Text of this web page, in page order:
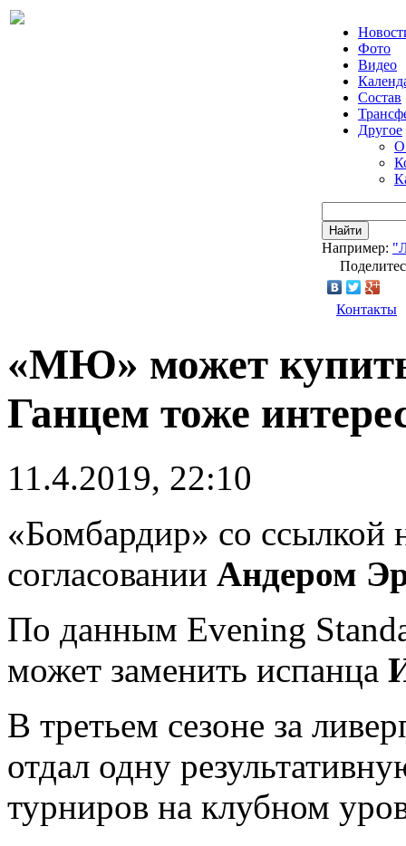
Фото
Видео
Состав
Другое
О
Найти
Например:
Контакты
«МЮ» может
Ганцем тоже
11.4.2019, 22:10
«Бомбардир» со ссылкой
согласовании Андером
По данным Evening
может заменить испанца
В третьем сезоне за
отдал одну
турниров на клубном